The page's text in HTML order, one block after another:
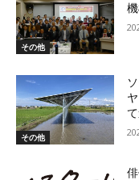
その他
その他